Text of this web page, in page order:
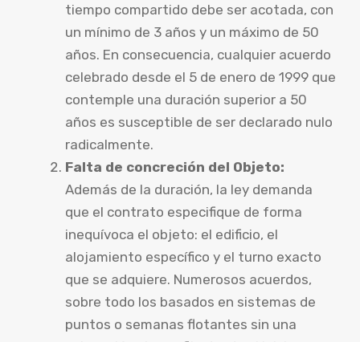
tiempo compartido debe ser acotada, con
un mínimo de 3 años y un máximo de 50
años. En consecuencia, cualquier acuerdo
celebrado desde el 5 de enero de 1999 que
contemple una duración superior a 50
años es susceptible de ser declarado nulo
radicalmente.
Falta de concreción del Objeto:
Además de la duración, la ley demanda
que el contrato especifique de forma
inequívoca el objeto: el edificio, el
alojamiento específico y el turno exacto
que se adquiere. Numerosos acuerdos,
sobre todo los basados en sistemas de
puntos o semanas flotantes sin una